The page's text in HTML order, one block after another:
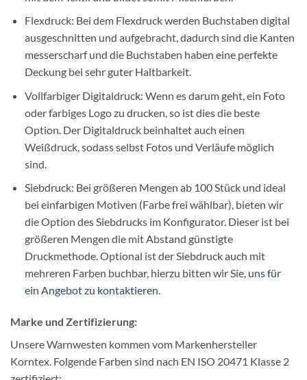
Flexdruck: Bei dem Flexdruck werden Buchstaben digital
ausgeschnitten und aufgebracht, dadurch sind die Kanten
messerscharf und die Buchstaben haben eine perfekte
Deckung bei sehr guter Haltbarkeit.
Vollfarbiger Digitaldruck: Wenn es darum geht, ein Foto
oder farbiges Logo zu drucken, so ist dies die beste
Option. Der Digitaldruck beinhaltet auch einen
Weißdruck, sodass selbst Fotos und Verläufe möglich
sind.
Siebdruck: Bei größeren Mengen ab 100 Stück und ideal
bei einfarbigen Motiven (Farbe frei wählbar), bieten wir
die Option des Siebdrucks im Konfigurator. Dieser ist bei
größeren Mengen die mit Abstand günstigte
Druckmethode. Optional ist der Siebdruck auch mit
mehreren Farben buchbar, hierzu bitten wir Sie, uns für
ein Angebot zu kontaktieren.
Marke und Zertifizierung:
Unsere Warnwesten kommen vom Markenhersteller
Korntex. Folgende Farben sind nach EN ISO 20471 Klasse 2